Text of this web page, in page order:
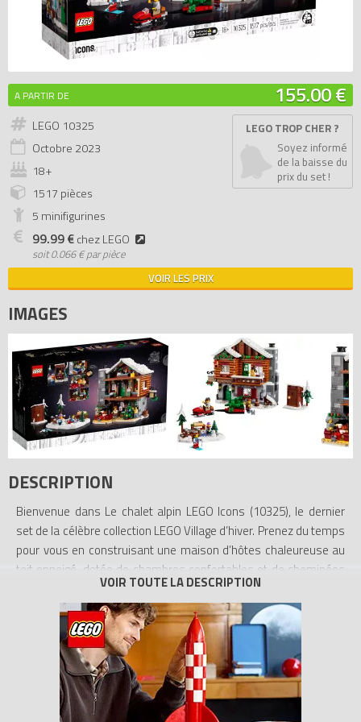
A PARTIR DE 155.00 €
LEGO 10325
Octobre 2023
18+
1517 pièces
5 minifigurines
99.99 €chez LEGO
soit0.066 € par pièce
LEGO TROP CHER ?
Soyez informé
de la baisse du
prix du set !
VOIR LES PRIX
IMAGES
DESCRIPTION
Bienvenue dans Le chalet alpin LEGO Icons (10325), le dernier
set de la célèbre collection LEGO Village d’hiver. Prenez du temps
pour vous en construisant une maison d’hôtes chaleureuse au
toit enneigé, dotée de chambres confortables et de cheminées
Des détails fantastiques. Le chalet de 3 étages inclut une salle
de réception meublée avec un comptoir d’accueil, une cheminée
allumée et une machine à café, une chambre au deuxième étage
dotée d’une cheminée et de 2 lits et une chambre en mezzanine
au troisième étage. À l’extérieur se trouvent un tas de bois, un
coffre à skis, un espace pour patiner, des toilettes, ainsi qu’une